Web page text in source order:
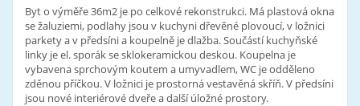
Byt o výměře 36m2 je po celkové rekonstrukci. Má plastová okna
se žaluziemi, podlahy jsou v kuchyni dřevěné plovoucí, v ložnici
parkety a v předsíni a koupelně je dlažba. Součástí kuchyňské
linky je el. sporák se sklokeramickou deskou. Koupelna je
vybavena sprchovým koutem a umyvadlem, WC je odděleno
zděnou příčkou. V ložnici je prostorná vestavěná skříň. V předsíni
jsou nové interiérové dveře a další úložné prostory.